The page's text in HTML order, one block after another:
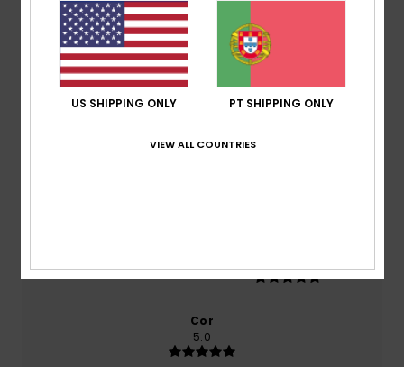
baseado em2 avaliações verificadasdesde
Dezembro 2025
100% dos nossos clientes recomendam este
produto
Conforto
Muito pequenoDemasiado grande
Cor
5.0
US SHIPPING ONLY PT SHIPPING ONLY
VIEW ALL COUNTRIES